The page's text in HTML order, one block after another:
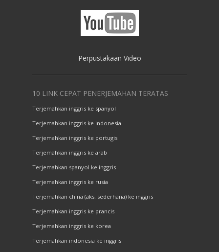
Perpustakaan Video
10 LINK CEPAT PENERJEMAHAN TERATAS
Terjemahkan inggris ke spanyol
Terjemahkan inggris ke indonesia
Terjemahkan inggris ke portugis
Terjemahkan inggris ke arab
Terjemahkan spanyol ke inggris
Terjemahkan inggris ke rusia
Terjemahkan china (aks. sederhana) ke inggris
Terjemahkan inggris ke prancis
Terjemahkan inggris ke korea
Terjemahkan indonesia ke inggris